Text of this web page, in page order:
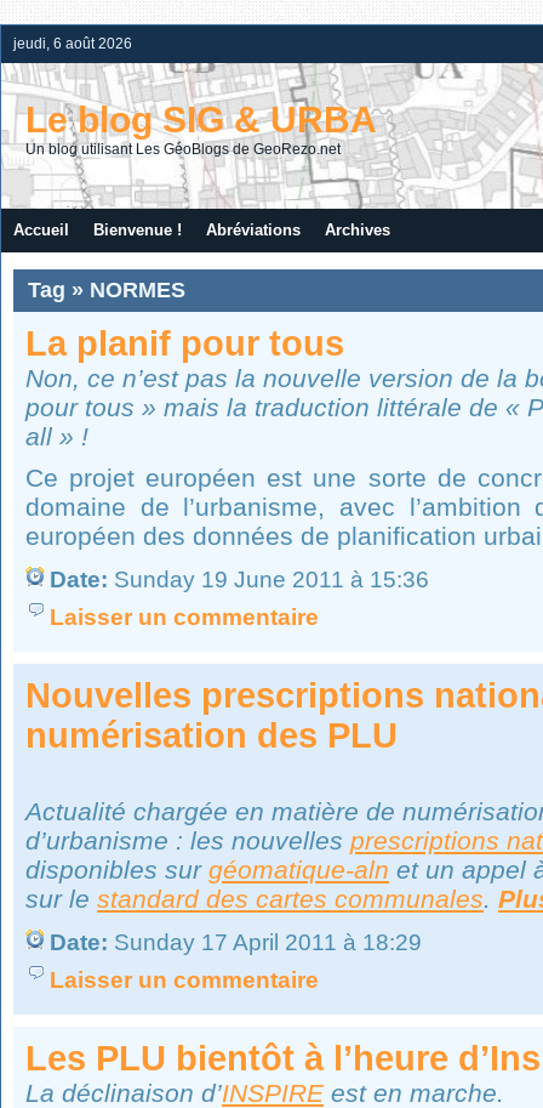
jeudi, 6 août 2026
Le blog SIG & URBA
Un blog utilisant Les GéoBlogs de GeoRezo.net
Accueil Bienvenue ! Abréviations Archives
Tag » NORMES
La planif pour tous
Non, ce n’est pas la nouvelle version de la
pour tous » mais la traduction littérale de «
all » !
Ce projet européen est une sorte de
domaine de l’urbanisme, avec l’ambition
européen des données de planification
Date: Sunday 19 June 2011 à 15:36
Laisser un commentaire
Nouvelles prescriptions
numérisation des PLU
Actualité chargée en matière de
d’urbanisme : les nouvelles prescriptions
disponibles sur géomatique-aln et un appel
sur le standard des cartes communales.
Date: Sunday 17 April 2011 à 18:29
Laisser un commentaire
Les PLU bientôt à l’heure
La déclinaison d’INSPIRE est en marche.